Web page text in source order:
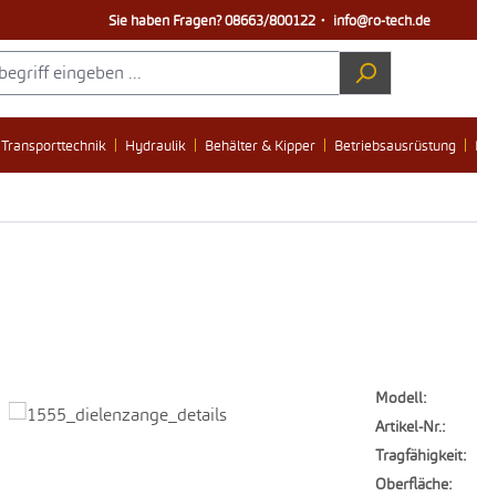
Sie haben Fragen?08663/800122・ info@ro-tech.de
Transporttechnik Hydraulik Behälter & Kipper Betriebsausrüstung
Modell:
Artikel-Nr.:
Tragfähigkeit:
Oberfläche: